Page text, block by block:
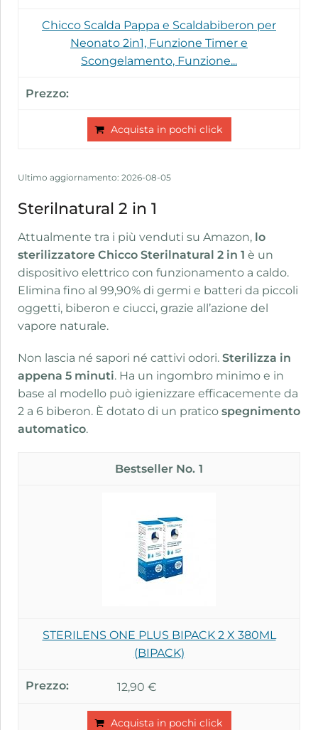
Chicco Scalda Pappa e Scaldabiberon per
Neonato 2in1, Funzione Timer e
Scongelamento, Funzione...
Acquista in pochi click
Ultimo aggiornamento: 2026-08-05
Sterilnatural 2 in 1
Attualmente tra i più venduti su Amazon, lo
sterilizzatore Chicco Sterilnatural 2 in 1 è un
dispositivo elettrico con funzionamento a caldo.
Elimina fino al 99,90% di germi e batteri da piccoli
oggetti, biberon e ciucci, grazie all’azione del
vapore naturale.
Non lascia né sapori né cattivi odori. Sterilizza in
appena 5 minuti. Ha un ingombro minimo e in
base al modello può igienizzare efficacemente da
2 a 6 biberon. È dotato di un pratico spegnimento
automatico.
1
STERILENS ONE PLUS BIPACK 2 X 380ML
(BIPACK)
12,90 €
Acquista in pochi click